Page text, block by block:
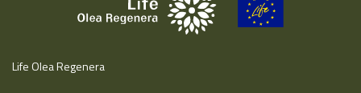
Life Olea Regenera